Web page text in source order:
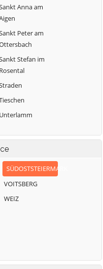
Anna am
Peter am
Stefan im
Rosental
Unterlamm
SÜDOSTSTEIERMARK
VOITSBERG
WEIZ